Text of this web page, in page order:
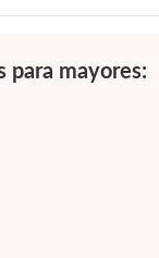
para mayores: